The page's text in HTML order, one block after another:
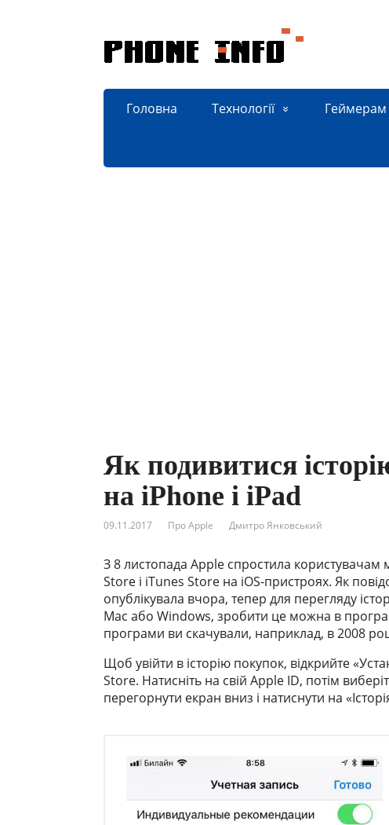
Головна Технології Геймерам
Як подивитися
на iPhone і iPad
09.11.2017 Про Apple Дмитро Янковський
З 8 листопада Apple спростила користувачам
Store і iTunes Store на iOS-пристроях. Як
опублікувала вчора, тепер для перегляду
Mac або Windows, зробити це можна в
програми ви скачували, наприклад, в 2008
Щоб увійти в історію покупок, відкрийте
Store. Натисніть на свій Apple ID, потім
перегорнути екран вниз і натиснути на